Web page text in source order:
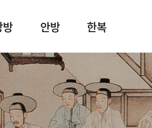
방 안방 한복